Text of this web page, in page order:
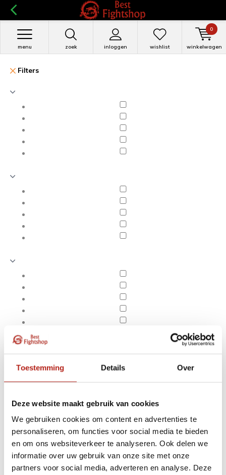
Toestemming Details Over
Deze website maakt gebruik van cookies
We gebruiken cookies om content en advertenties te
personaliseren, om functies voor social media te bieden
en om ons websiteverkeer te analyseren. Ook delen we
informatie over uw gebruik van onze site met onze
partners voor social media, adverteren en analyse. Deze
zoek inloggen
menu wishlist winkelwagen
0
Filters
Apply filters
Producten getagd met
1-5 jaar
Bokshandschoenen kind 2OZ Rood